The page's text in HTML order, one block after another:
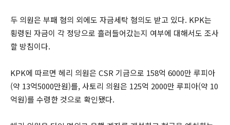
두 의원은 부패 혐의 외에도 자금세탁 혐의도 받고 있다. KPK는
횡령된 자금이 각 정당으로 흘러들어갔는지 여부에 대해서도 조사
할 방침이다.
KPK에 따르면 헤리 의원은 CSR 기금으로 158억 6000만 루피아
(약 13억5000만원)를, 사토리 의원은 125억 2000만 루피아(약 10
억원)를 수령한 것으로 확인됐다.